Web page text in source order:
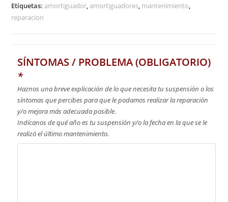
Etiquetas:amortiguador,amortiguadores, mantenimiento,
reparacion
SÍNTOMAS / PROBLEMA (OBLIGATORIO)
*
Haznos una breve explicación de lo que necesita tu suspensión o los
síntomas que percibes para que le podamos realizar la reparación
y/o mejora más adecuada posible.
Indícanos de qué año es tu suspensión y/o la fecha en la que se le
realizó el último mantenimiento.